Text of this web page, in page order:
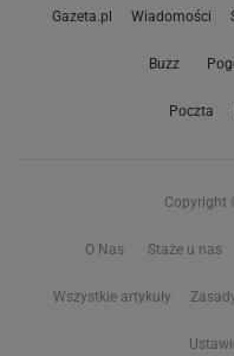
Gazeta.pl Wiadomości
Buzz
Poczta
Copyright
O Nas Staże u nas
Wszystkie artykuły